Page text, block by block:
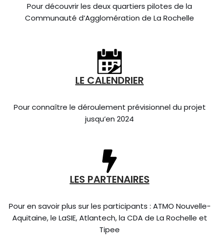
Pour découvrir les deux quartiers pilotes de la
Communauté d’Agglomération de La Rochelle
LE CALENDRIER
Pour connaître le déroulement prévisionnel du projet
jusqu’en 2024
LES PARTENAIRES
Pour en savoir plus sur les participants : ATMO Nouvelle-
Aquitaine, le LaSIE, Atlantech, la CDA de La Rochelle et
Tipee